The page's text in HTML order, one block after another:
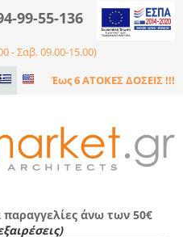
99-55-136
- Σαβ. 09.00-15.00)
Έως 6 ΑΤΟΚΕΣ ΔΟΣΕΙΣ !!!
παραγγελίες άνω των 50€